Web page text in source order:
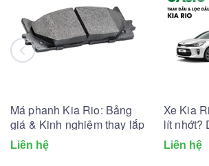
Má phanh Kia Rio: Bảng
giá & Kinh nghiệm thay lắp
Liên hệ
Xe Kia
lít nhớt?
nào?
Liên hệ